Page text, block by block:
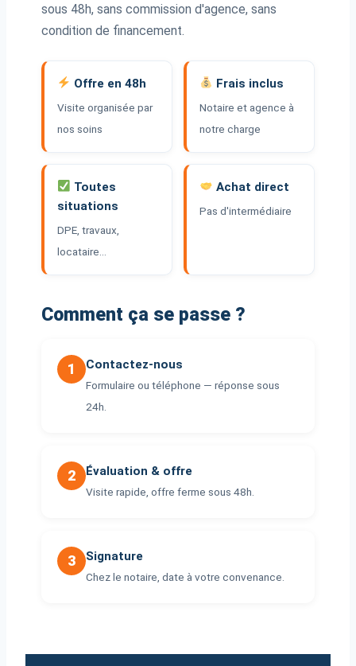
sous 48h, sans commission d'agence, sans
condition de financement.
Offre en 48h
Visite organisée par
nos soins
Frais inclus
Notaire et agence à
notre charge
Toutes
situations
DPE, travaux,
locataire…
Achat direct
Pas d'intermédiaire
Comment ça se passe ?
1 Contactez-nous
Formulaire ou téléphone — réponse sous
24h.
2 Évaluation & offre
Visite rapide, offre ferme sous 48h.
3 Signature
Chez le notaire, date à votre convenance.